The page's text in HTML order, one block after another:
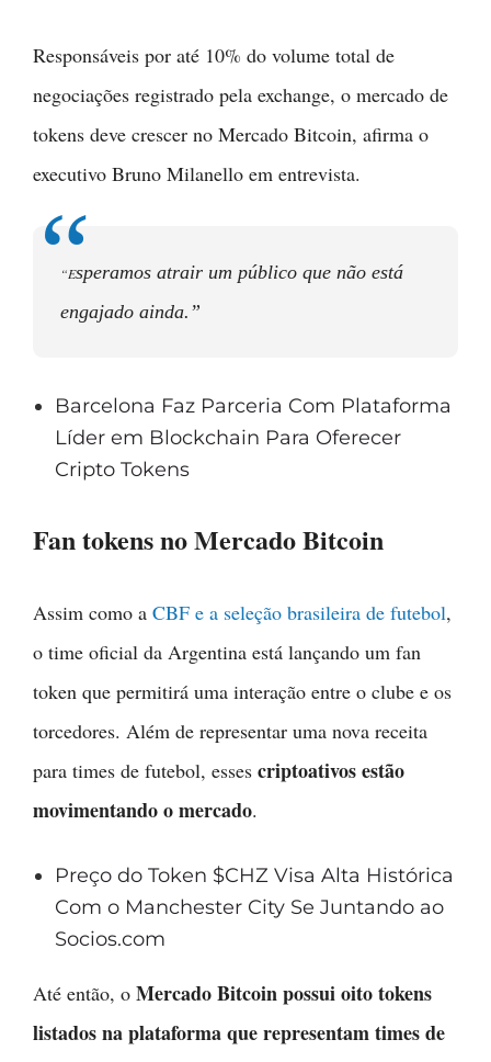
Responsáveis por até 10% do volume total de
negociações registrado pela exchange, o mercado de
tokens deve crescer no Mercado Bitcoin, afirma o
executivo Bruno Milanello em entrevista.
“Esperamos atrair um público que não está
engajado ainda.”
Barcelona Faz Parceria Com Plataforma
Líder em Blockchain Para Oferecer
Cripto Tokens
Fan tokens no Mercado Bitcoin
Assim como a CBF e a seleção brasileira de futebol,
o time oficial da Argentina está lançando um fan
token que permitirá uma interação entre o clube e os
torcedores. Além de representar uma nova receita
para times de futebol, esses criptoativos estão
movimentando o mercado.
Preço do Token $CHZ Visa Alta Histórica
Com o Manchester City Se Juntando ao
Socios.com
Até então, o Mercado Bitcoin possui oito tokens
listados na plataforma que representam times de